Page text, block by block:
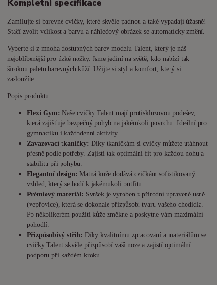
Kompletní specifikace
Zamilujte si barevné cvičky, které skvěle padnou a také vypadají úžasně!
Stačí zvolit velikost a barvu a náhledový obrázek se automaticky změní.
Vyberte si z mnoha dostupných barev modelu Talent, který je náš
nejoblíbenější pro úzké nožky. Jsme jediní na světě, kdo nabízí tak
širokou paletu barevných kůží. Užijte si styl a komfort, který si
zasloužíte.
Popis produktu:
Flexi Gym: Naše cvičky Talent mají protiskluzovou podešev,
která zajišťuje bezpečný pohyb na jakémkoli povrchu. Ideální pro
gymnastiku i každodenní aktivity.
Zavazovací tkaničky: Díky tkaničkám si cvičky můžete utáhnout
přesně podle potřeby. Zajistí tak optimální fit pro každou nohu a
stabilitu při pohybu.
Elegantní design: Matná kůže dodává cvičkám sofistikovaný
vzhled, který se hodí k jakémukoli outfitu.
Prémiový materiál: Svršek je vyroben z přírodní upravené usně
(vepřovice), která se dokonale přizpůsobí tvaru vašeho chodidla.
Po několikerém použití kůže změkne a poskytne vám maximální
pohodlí.
Přizpůsobivý střih: Díky kvalitnímu zpracování a materiálům se
cvičky Talent skvěle přizpůsobí vaší noze a zajistí optimální
podporu při každém kroku.